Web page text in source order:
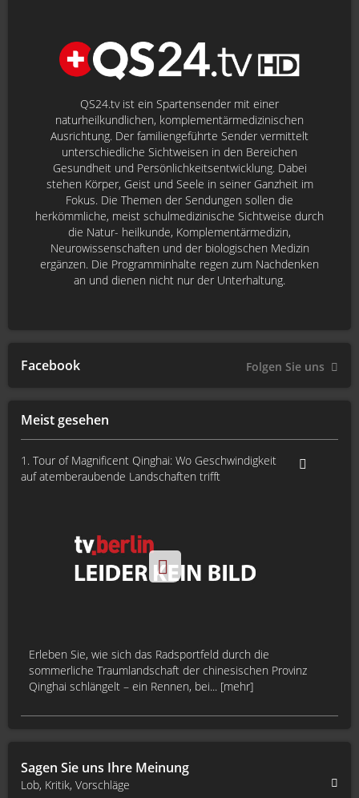
Meist gesehen
1. Tour of Magnificent Qinghai: Wo Geschwindigkeit
auf atemberaubende Landschaften trifft
Erleben Sie, wie sich das Radsportfeld durch die
sommerliche Traumlandschaft der chinesischen Provinz
Qinghai schlängelt – ein Rennen, bei... [mehr]
QS24.tv ist ein Spartensender mit einer
naturheilkundlichen, komplementärmedizinischen
Ausrichtung. Der familiengeführte Sender vermittelt
unterschiedliche Sichtweisen in den Bereichen
Gesundheit und Persönlichkeitsentwicklung. Dabei
stehen Körper, Geist und Seele in seiner Ganzheit im
Fokus. Die Themen der Sendungen sollen die
herkömmliche, meist schulmedizinische Sichtweise durch
die Natur- heilkunde, Komplementärmedizin,
Neurowissenschaften und der biologischen Medizin
ergänzen. Die Programminhalte regen zum Nachdenken
an und dienen nicht nur der Unterhaltung.
Facebook Folgen Sie uns
Sagen Sie uns Ihre Meinung
Lob, Kritik, Vorschläge